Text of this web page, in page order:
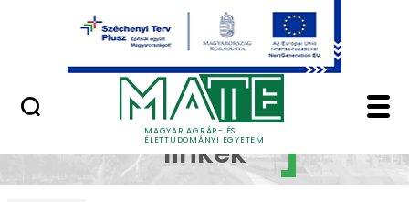
Ugrás a fő tartalomhoz
MAGYAR AGRÁR- ÉS
ÉLETTUDOMÁNYI EGYETEM
Uniós pályázatok
Nemzetközi pályázatok
Hazai hasznos linkek
Hasznos
linkek